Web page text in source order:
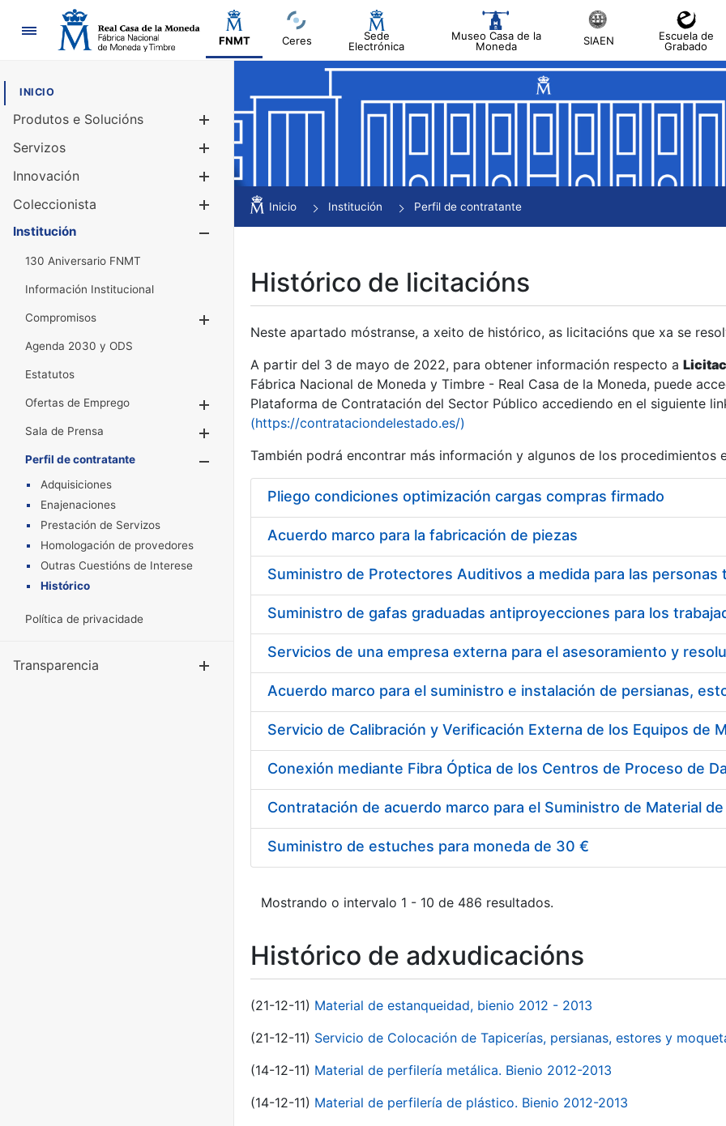
Navegación
FNMT Ceres
Sede
Electrónica
Museo Casa de la
Moneda
SIAEN
Escuela de
Grabado
INICIO
Produtos e Solucións
Mostrar/Ocultar
Servizos
Innovación
Coleccionista
Mostrar/Ocultar
Institución
130 Aniversario FNMT
Información Institucional
Compromisos
Agenda 2030 y ODS
Estatutos
Ofertas de Emprego
Mostrar/Ocultar
Sala de Prensa
Mostrar/Ocultar
Perfil de contratante
Mostrar/Ocultar
Adquisiciones
Enajenaciones
Prestación de Servizos
Homologación de provedores
Outras Cuestións de Interese
Histórico
Política de privacidade
Transparencia
Inicio Institución Perfil de contratante
Histórico de licitacións
Neste apartado móstranse, a xeito de histórico, as licitacións que xa se
A partir del 3 de mayo de 2022, para obtener información respecto a
Fábrica Nacional de Moneda y Timbre - Real Casa de la Moneda, puede
Plataforma de Contratación del Sector Público accediendo en el siguiente
(https://contrataciondelestado.es/)
También podrá encontrar más información y algunos de los procedimientos
Pliego condiciones optimización cargas compras firmado
Acuerdo marco para la fabricación de piezas
Acuerdo marco para el suministro e instalación de persianas,
Suministro de estuches para moneda de 30 €
Mostrando o intervalo 1 - 10 de 486 resultados.
Histórico de adxudicacións
(21-12-11) Material de estanqueidad, bienio 2012 - 2013
(21-12-11) Servicio de Colocación de Tapicerías, persianas, estores y
(14-12-11) Material de perfilería metálica. Bienio 2012-2013
(14-12-11) Material de perfilería de plástico. Bienio 2012-2013